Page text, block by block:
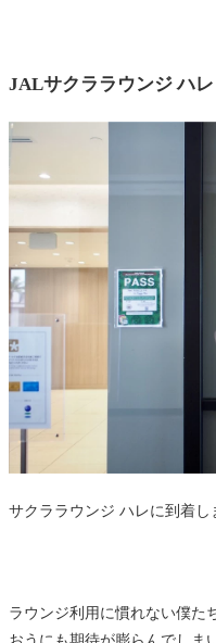
JALサクララウンジ ハ
サクララウンジ ハレに到着し
ラウンジ利用に慣れない僕た